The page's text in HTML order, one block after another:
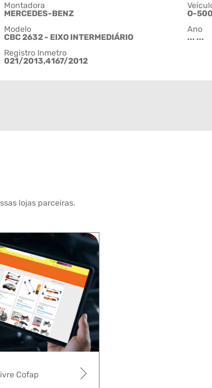
Montadora
MERCEDES-BENZ
O-500
Modelo
CBC 2632 - EIXO INTERMEDIÁRIO
Ano
... ...
Registro Inmetro
021/2013,4167/2012
lojas parceiras.
Cofap